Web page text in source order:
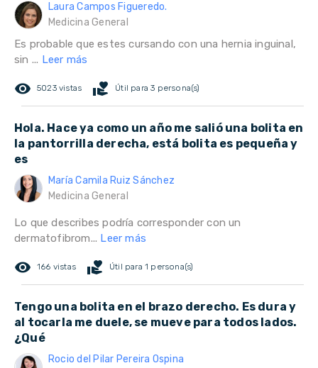
Laura Campos Figueredo.
Medicina General
Es probable que estes cursando con una hernia inguinal,
sin ... Leer más
remove_red_eye 5023 vistas volunteer_activism Útil para 3 persona(s)
Hola. Hace ya como un año me salió una bolita en
la pantorrilla derecha, está bolita es pequeña y
es
María Camila Ruiz Sánchez
Medicina General
Lo que describes podría corresponder con un
dermatofibrom... Leer más
remove_red_eye 166 vistas volunteer_activism Útil para 1 persona(s)
Tengo una bolita en el brazo derecho. Es dura y
al tocarla me duele, se mueve para todos lados.
¿Qué
Rocio del Pilar Pereira Ospina